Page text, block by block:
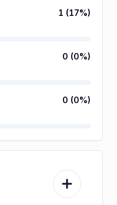
1 (17%)
0 (0%)
0 (0%)